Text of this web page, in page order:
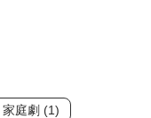
家庭劇 (1)